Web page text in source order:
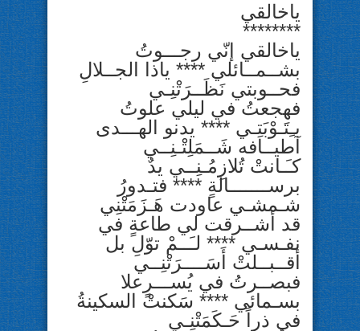
ياخالقي
********
ياخالقي إنّي رجـــوتُ
بشــمــائلي **** ياذا الجــلالِ
فحــوبتي نَظَــرَتْنِـي
فهجعتُ في ليلي علوتُ
بـِتَـوْبَتِـي **** يدنو الهـــدى
آطيــافه شَــمَلِتْـنِــي
كـَـانتْ تُلازِمُـنِــي يدٌ
برســـــــالةٍ **** فتـدورُ
شـمشـي عاودت هَـزَمَتْنِي
قد أشــرقت لي طاعةٍ في
نفـسـي **** لـَــمْ توّلِ بل
أقــبــلتْ أَسَــــرَتْنِــي
فبصــرتُ في يُســـرٍعلا
بسـمائي **** سَكنتْ السكينةُ
في ذراً حَـكَمَتْنِـي